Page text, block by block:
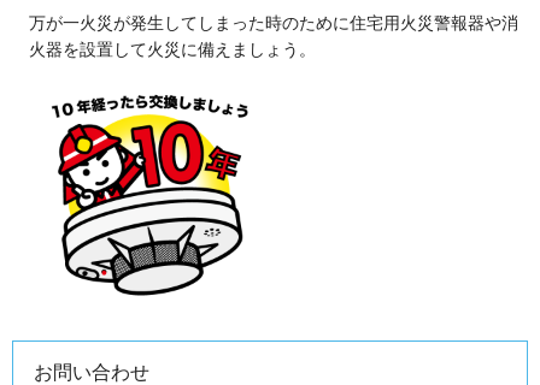
万が一火災が発生してしまった時のために住宅用火災警報器や消
火器を設置して火災に備えましょう。
お問い合わせ